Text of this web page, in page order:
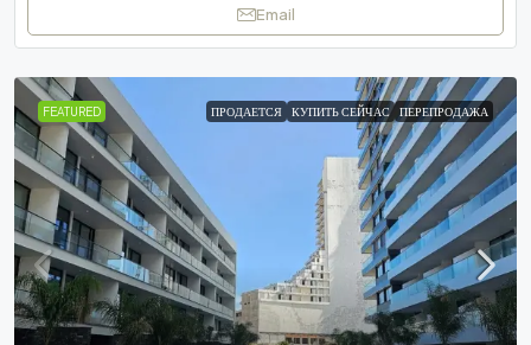
Email
FEATURED ПРОДАЕТСЯ КУПИТЬ СЕЙЧАС ПЕРЕПРОДАЖА